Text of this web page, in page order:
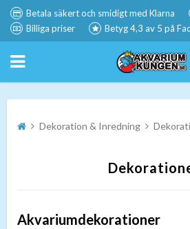
Betala säkert och smidigt med Klarna
Billiga priser
Betyg 4,3 av 5 på
Dekoration & Inredning
Akvariumdekorationer